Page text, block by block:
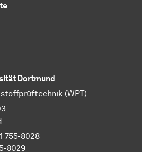
Dortmund
(WPT)
755-8028
8029